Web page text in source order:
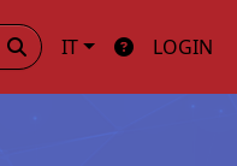
IT LOGIN